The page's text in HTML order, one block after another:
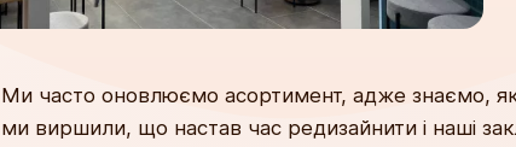
Ми часто оновлюємо асортимент, адже знаємо,
ми виршили, що настав час редизайнити і наші